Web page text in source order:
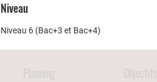
Niveau
Niveau 6 (Bac+3 et Bac+4)
Planning Objectifs